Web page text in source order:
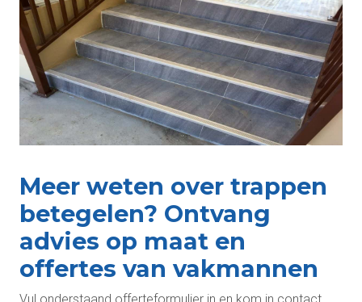
Meer weten over trappen
betegelen? Ontvang
advies op maat en
offertes van vakmannen